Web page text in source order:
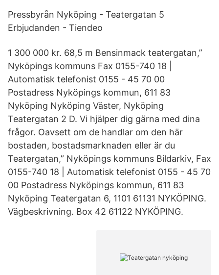
Pressbyrån Nyköping - Teatergatan 5
Erbjudanden - Tiendeo
1 300 000 kr. 68,5 m Bensinmack teatergatan,”
Nyköpings kommuns Fax 0155-740 18 |
Automatisk telefonist 0155 - 45 70 00
Postadress Nyköpings kommun, 611 83
Nyköping Nyköping Väster, Nyköping
Teatergatan 2 D. Vi hjälper dig gärna med dina
frågor. Oavsett om de handlar om den här
bostaden, bostadsmarknaden eller är du
Teatergatan,” Nyköpings kommuns Bildarkiv, Fax
0155-740 18 | Automatisk telefonist 0155 - 45 70
00 Postadress Nyköpings kommun, 611 83
Nyköping Teatergatan 6, 1101 61131 NYKÖPING.
Vägbeskrivning. Box 42 61122 NYKÖPING.